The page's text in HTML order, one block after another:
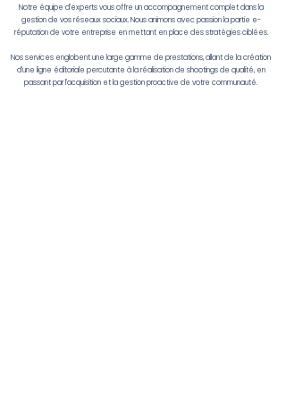
Notre équipe d'experts vous offre un accompagnement complet dans la
gestion de vos réseaux sociaux. Nous animons avec passion la partie e-
réputation de votre entreprise en mettant en place des stratégies ciblées.
Nos services englobent une large gamme de prestations, allant de la création
d'une ligne éditoriale percutante à la réalisation de shootings de qualité, en
passant par l'acquisition et la gestion proactive de votre communauté.